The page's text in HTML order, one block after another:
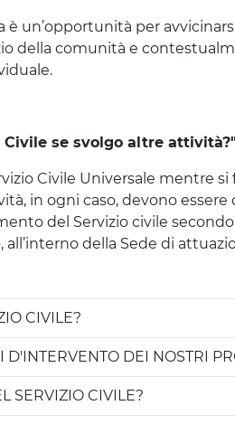
è un’op­por­tu­ni­tà per
del­la comu­ni­tà e
Civile se svolgo altre
Civi­le Uni­ver­sa­le men­tre
in ogni caso, devo­no
del Ser­vi­zio civi­le
all’in­ter­no del­la Sede di
CIVILE?
D'INTERVENTO DEI NOSTRI
SERVIZIO CIVILE?